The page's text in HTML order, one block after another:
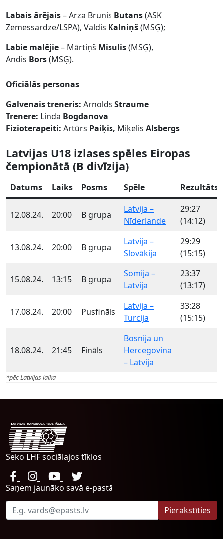
Labais ārējais– Arza Brunis Butans(ASK
Zemessardze/LSPA), Valdis Kalniņš(MSĢ);
Labie malējie– Mārtiņš Misulis(MSĢ),
Andis Bors(MSĢ).
Oficiālās personas
Galvenais treneris: Arnolds Straume
Trenere: Linda Bogdanova
Fizioterapeiti: Artūrs Paiķis, Miķelis Alsbergs
Latvijas U18 izlases spēles Eiropas
čempionātā (B divīzija)
Datums Laiks Posms Spēle Rezultāts
12.08.24. 20:00 B grupa
Latvija –
Nīderlande
29:27
(14:12)
13.08.24. 20:00 B grupa
Latvija –
Slovākija
29:29
(15:15)
15.08.24. 13:15 B grupa
Somija –
Latvija
23:37
(13:17)
17.08.24. 20:00 Pusfināls
Latvija –
Turcija
33:28
(15:15)
18.08.24. 21:45 Fināls
Bosnija un
Hercegovina
– Latvija
*pēc Latvijas laika
Seko LHF sociālajos tīklos
Saņem jaunāko savā e-pastā